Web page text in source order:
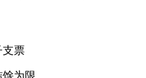
支票
为限